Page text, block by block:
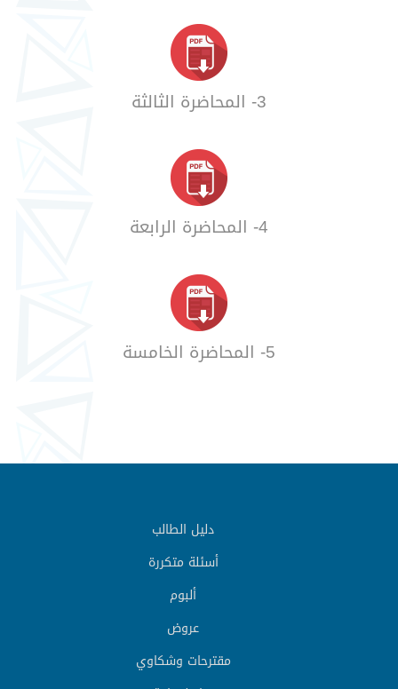
3- المحاضرة الثالثة
4- المحاضرة الرابعة
5- المحاضرة الخامسة
دليل الطالب
أسئلة متكررة
ألبوم
عروض
مقترحات وشكاوي